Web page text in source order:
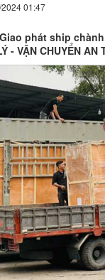
01:47
phát ship
- VẬN CHUYỂN